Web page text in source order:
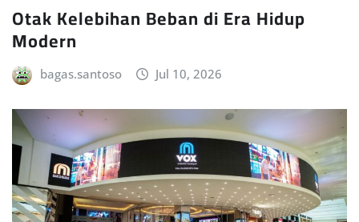
Otak Kelebihan Beban di Era Hidup
Modern
bagas.santoso Jul 10, 2026